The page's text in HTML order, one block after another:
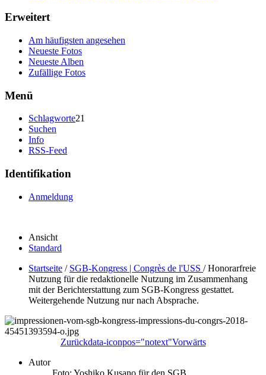
Erweitert
Am häufigsten angesehen
Neueste Fotos
Neueste Alben
Zufällige Fotos
Menü
Schlagworte21
Suchen
Info
RSS-Feed
Identifikation
Anmeldung
Ansicht
Standard
Startseite / SGB-Kongress | Congrès de l'USS /Honorarfreie
Nutzung für die redaktionelle Nutzung im Zusammenhang
mit der Berichterstattung zum SGB-Kongress gestattet.
Weitergehende Nutzung nur nach Absprache.
Zurückdata-iconpos="notext"Vorwärts
Autor
Foto: Yoshiko Kusano für den SGB